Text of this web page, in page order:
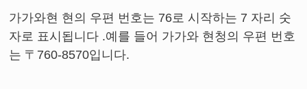
가가와현 현의 우편 번호는 76로 시작하는 7 자리 숫
자로 표시됩니다 .예를 들어 가가와 현청의 우편 번호
는 〒760-8570입니다.